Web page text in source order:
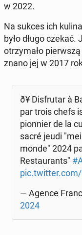
w 2022.
Na sukces ich
było długo
otrzy­ma­ło
zna­no jej w 2017
ð¥ Dis­fru­tar à
par trois chefs
pion­nier de la
sacré jeudi
monde" 2024
Re­stau­rants"
— Agence
2024